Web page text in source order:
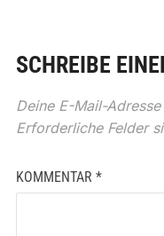
SCHREIBE
Deine E-Mail-
Erforderliche Felder
KOMMENTAR *